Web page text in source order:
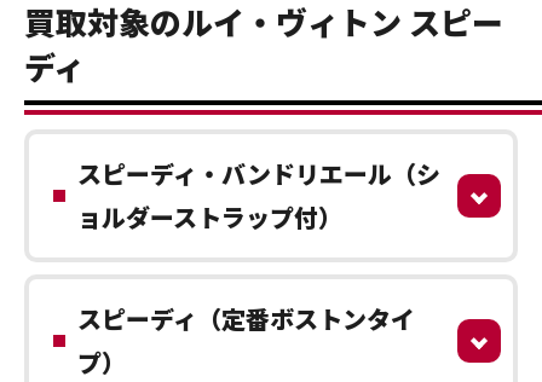
買取対象のルイ・ヴィトン スピー
ディ
スピーディ・バンドリエール（シ
ョルダーストラップ付）
スピーディ（定番ボストンタイ
プ）